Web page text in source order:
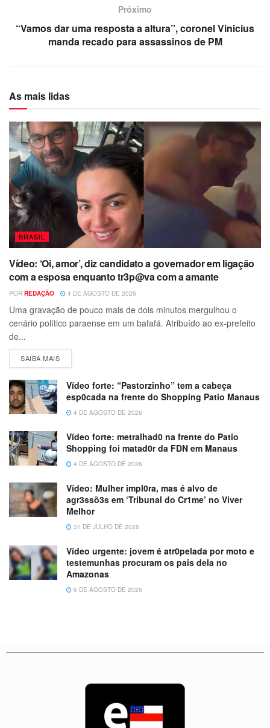
Próximo
“Vamos dar uma resposta a altura”, coronel Vinicius
manda recado para assassinos de PM
As mais lidas
BRASIL
Vídeo: ‘Oi, amor’, diz candidato a governador em ligação
com a esposa enquanto tr3p@va com a amante
POR REDAÇÃO 4 DE AGOSTO DE 2026
Uma gravação de pouco mais de dois minutos mergulhou o
cenário político paraense em um bafafá. Atribuído ao ex-prefeito
de...
SAIBA MAIS
Vídeo forte: “Pastorzinho” tem a cabeça
esp0cada na frente do Shopping Patio Manaus
4 DE AGOSTO DE 2026
Vídeo forte: metralhad0 na frente do Patio
Shopping foi matad0r da FDN em Manaus
4 DE AGOSTO DE 2026
Vídeo: Mulher impl0ra, mas é alvo de
agr3ssõ3s em ‘Tribunal do Cr1me’ no Viver
Melhor
31 DE JULHO DE 2026
Vídeo urgente: jovem é atr0pelada por moto e
testemunhas procuram os pais dela no
Amazonas
6 DE AGOSTO DE 2026